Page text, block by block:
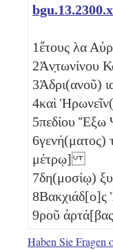
1ἔτους λα
2Ἀν̣τωνίνου
3Ἁδρι(ανοῦ)
4καὶ
5πεδίου
6γενή(ματος)
μέτρῳ]
7
8Βακχιάδ[ο]ς
9ροῦ
Haben Sie Fragen